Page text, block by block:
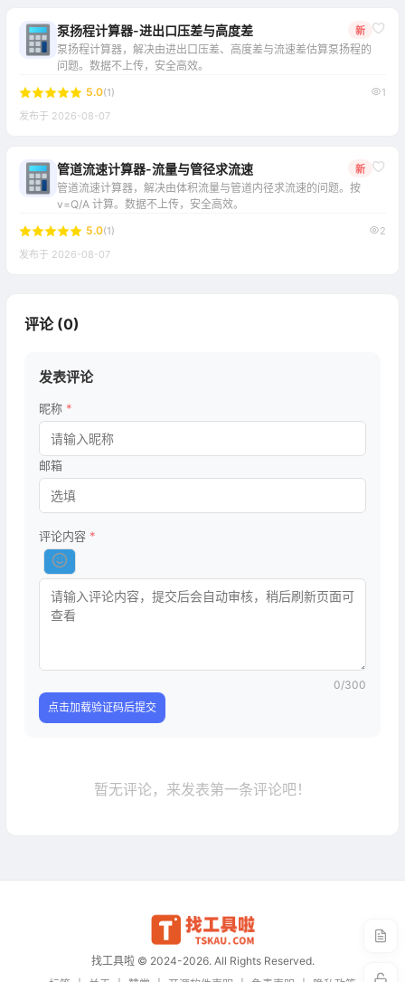
泵扬程计算器-进出口压差与高度差 新
泵扬程计算器，解决由进出口压差、高度差与流速差估算泵扬程的
问题。数据不上传，安全高效。
5.0(1)
1
发布于 2026-08-07
管道流速计算器-流量与管径求流速 新
管道流速计算器，解决由体积流量与管道内径求流速的问题。按
v=Q/A 计算。数据不上传，安全高效。
5.0(1)
2
发布于 2026-08-07
评论 (0)
发表评论
昵称 *
邮箱
评论内容 *
0/300
点击加载验证码后提交
暂无评论，来发表第一条评论吧！
找工具啦 © 2024-2026. All Rights Reserved.